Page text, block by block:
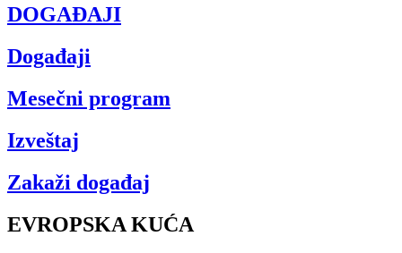
DOGAĐAJI
Događaji
Mesečni program
Izveštaj
Zakaži događaj
EVROPSKA KUĆA